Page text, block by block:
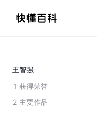
王智强
1 获得荣誉
2 主要作品